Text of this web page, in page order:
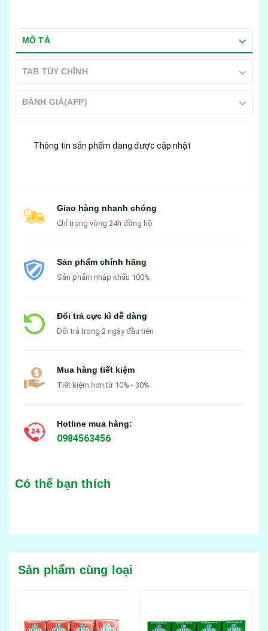
MÔ TẢ
TAB TÙY CHỈNH
ĐÁNH GIÁ(APP)
Thông tin sản phẩm đang được cập nhật
Giao hàng nhanh chóng
Chỉ trong vòng 24h đồng hồ
Sản phẩm chính hãng
Sản phẩm nhập khẩu 100%
Đổi trả cực kì dễ dàng
Đổi trả trong 2 ngày đầu tiên
Mua hàng tiết kiệm
Tiết kiệm hơn từ 10% - 30%
Hotline mua hàng:
0984563456
Có thể bạn thích
Sản phẩm cùng loại